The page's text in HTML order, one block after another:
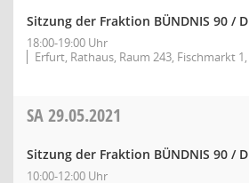
Sitzung der Fraktion BÜNDNIS 90 /
18:00-19:00 Uhr
Erfurt, Rathaus, Raum 243, Fischmarkt
SA29.05.2021
Sitzung der Fraktion BÜNDNIS 90 /
10:00-12:00 Uhr